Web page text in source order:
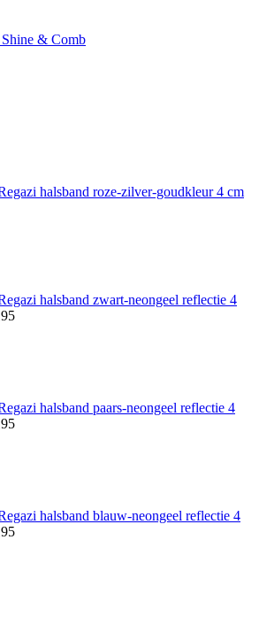
& Comb
halsband roze-zilver-goudkleur 4 cm
halsband zwart-neongeel reflectie 4
Prijsklasse:
halsband paars-neongeel reflectie 4
Prijsklasse:
halsband blauw-neongeel reflectie 4
Prijsklasse: